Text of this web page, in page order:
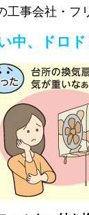
工事会社・フ
中、ドロ